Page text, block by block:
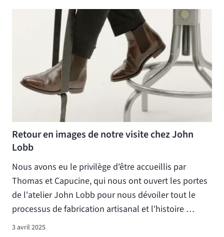
Retour en images de notre visite chez John
Lobb
Nous avons eu le privilège d'être accueillis par
Thomas et Capucine, qui nous ont ouvert les portes
de l'atelier John Lobb pour nous dévoiler tout le
processus de fabrication artisanal et l'histoire …
3 avril 2025